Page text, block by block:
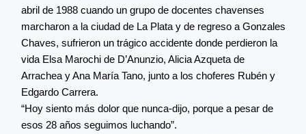
abril de 1988 cuando un grupo de docentes chavenses
marcharon a la ciudad de La Plata y de regreso a Gonzales
Chaves, sufrieron un trágico accidente donde perdieron la
vida Elsa Marochi de D’Anunzio, Alicia Azqueta de
Arrachea y Ana María Tano, junto a los choferes Rubén y
Edgardo Carrera.
“Hoy siento más dolor que nunca-dijo, porque a pesar de
esos 28 años seguimos luchando”.